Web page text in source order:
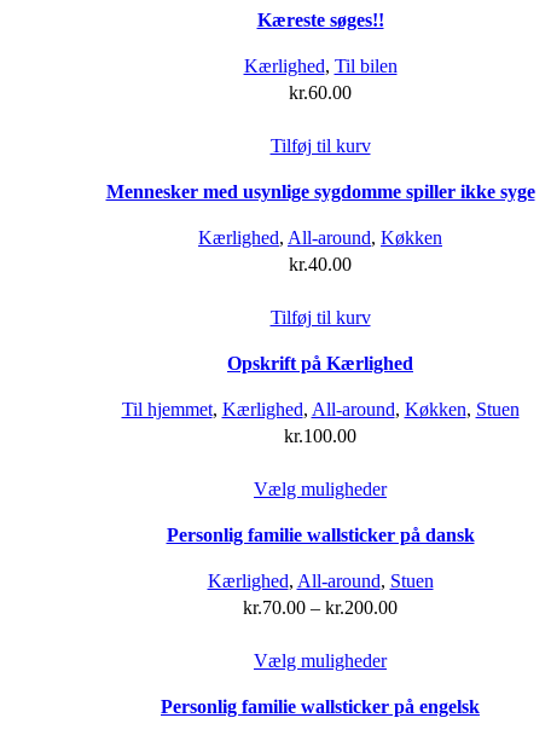
varianter.
på
Kæreste søges!!
Kærlighed, Til bilen
kr.60.00
Tilføj til kurv
Mennesker med usynlige sygdomme spiller ikke syge
Kærlighed, All-around, Køkken
kr.40.00
Tilføj til kurv
Opskrift på Kærlighed
Til hjemmet, Kærlighed, All-around, Køkken, Stuen
kr.100.00
Vælg mulighederDette
har
varianter.
Mulighederne
vælges
på
Personlig familie wallsticker på dansk
Kærlighed, All-around, Stuen
kr.70.00 – kr.200.00
Vælg mulighederDette
har
Personlig familie wallsticker på engelsk